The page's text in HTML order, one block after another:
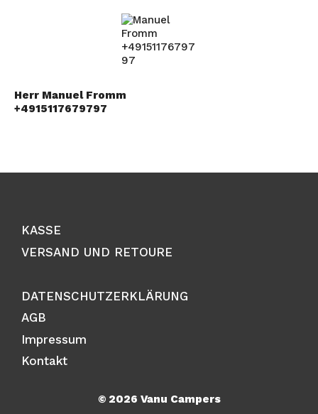
Herr Manuel Fromm
+4915117679797
KASSE
VERSAND UND RETOURE
DATENSCHUTZERKLÄRUNG
AGB
Impressum
Kontakt
© 2026 Vanu Campers